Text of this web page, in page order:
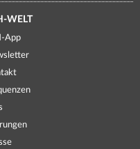
WELT
App